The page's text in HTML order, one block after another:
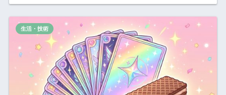
生活・技術